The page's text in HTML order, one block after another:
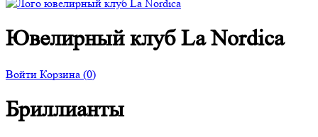
Ювелирный клуб La Nordica
Войти Корзина (0)
Бриллианты